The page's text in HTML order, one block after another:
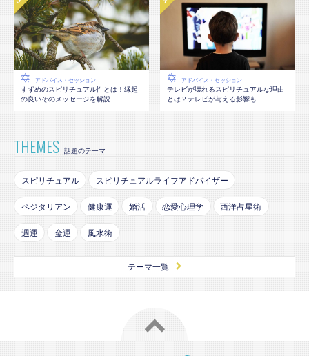
アドバイス・セッション
すずめのスピリチュアル性とは！縁起
の良いそのメッセージを解説...
アドバイス・セッション
テレビが壊れるスピリチュアルな理由
とは？テレビが与える影響も...
THEMES 話題のテーマ
スピリチュアル スピリチュアルライフアドバイザー
ベジタリアン 健康運 婚活 恋愛心理学 西洋占星術
週運 金運 風水術
テーマ一覧